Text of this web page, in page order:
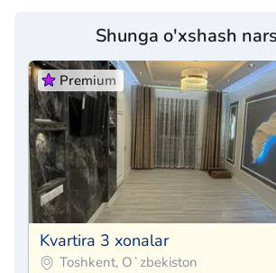
Shunga o'xshash
Premium
Kvartira 3 xonalar
Toshkent, Oʻzbekiston